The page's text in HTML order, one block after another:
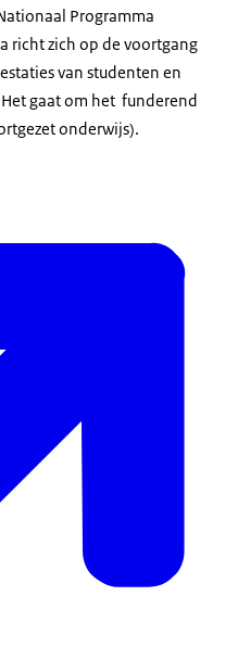
Programma
richt zich op de voortgang
van studenten en
gaat om het funderend
onderwijs).